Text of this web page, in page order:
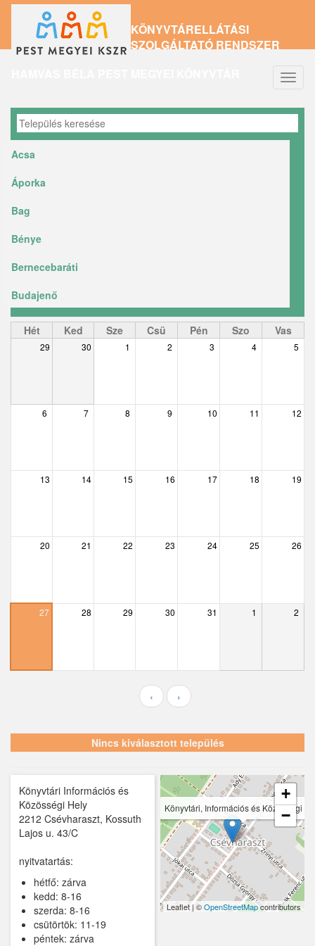
tartalomra
KÖNYVTÁRELLÁTÁSI
SZOLGÁLTATÓ RENDSZER
Acsa
Áporka
Bag
Bénye
Bernecebaráti
Budajenő
Ceglédbercel
Csemő
Csobánka
Délegyháza
Dunabogdány
Galgamácsa
Hernád
Hévízgyörk
Iklad
Ipolydamásd
Ipolytölgyes
Káva
Hét Ked Sze Csü Pén Szo Vas
29 30 1 2 3 4 5
6 7 8 9 10 11 12
13 14 15 16 17 18 19
20 21 22 23 24 25 26
27 28 29 30 31 1 2
‹ ›
Nincs kiválasztott település
Könyvtári Információs és
Közösségi Hely
2212 Csévharaszt, Kossuth
Lajos u. 43/C
nyitvatartás:
hétfő: zárva
kedd: 8-16
szerda: 8-16
csütörtök: 11-19
péntek: zárva
Könyvtári, Információs és Közösségi
+
−
Leaflet | ©OpenStreetMapcontributors